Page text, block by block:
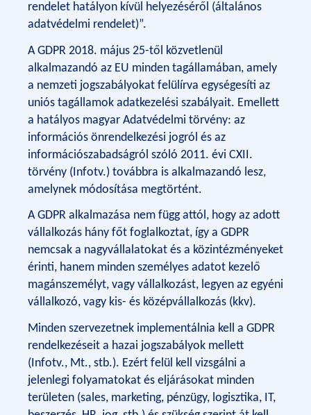
rendelet hatályon kívül helyezéséről (általános
adatvédelmi rendelet)”.
A GDPR 2018. május 25-től közvetlenül
alkalmazandó az EU minden tagállamában, amely
a nemzeti jogszabályokat felülírva egységesíti az
uniós tagállamok adatkezelési szabályait. Emellett
a hatályos magyar Adatvédelmi törvény: az
információs önrendelkezési jogról és az
információszabadságról szóló 2011. évi CXII.
törvény (Infotv.) továbbra is alkalmazandó lesz,
amelynek módosítása megtörtént.
A GDPR alkalmazása nem függ attól, hogy az adott
vállalkozás hány főt foglalkoztat, így a GDPR
nemcsak a nagyvállalatokat és a közintézményeket
érinti, hanem minden személyes adatot kezelő
magánszemélyt, vagy vállalkozást, legyen az egyéni
vállalkozó, vagy kis- és középvállalkozás (kkv).
Minden szervezetnek implementálnia kell a GDPR
rendelkezéseit a hazai jogszabályok mellett
(Infotv., Mt., stb.). Ezért felül kell vizsgálni a
jelenlegi folyamatokat és eljárásokat minden
területen (sales, marketing, pénzügy, logisztika, IT,